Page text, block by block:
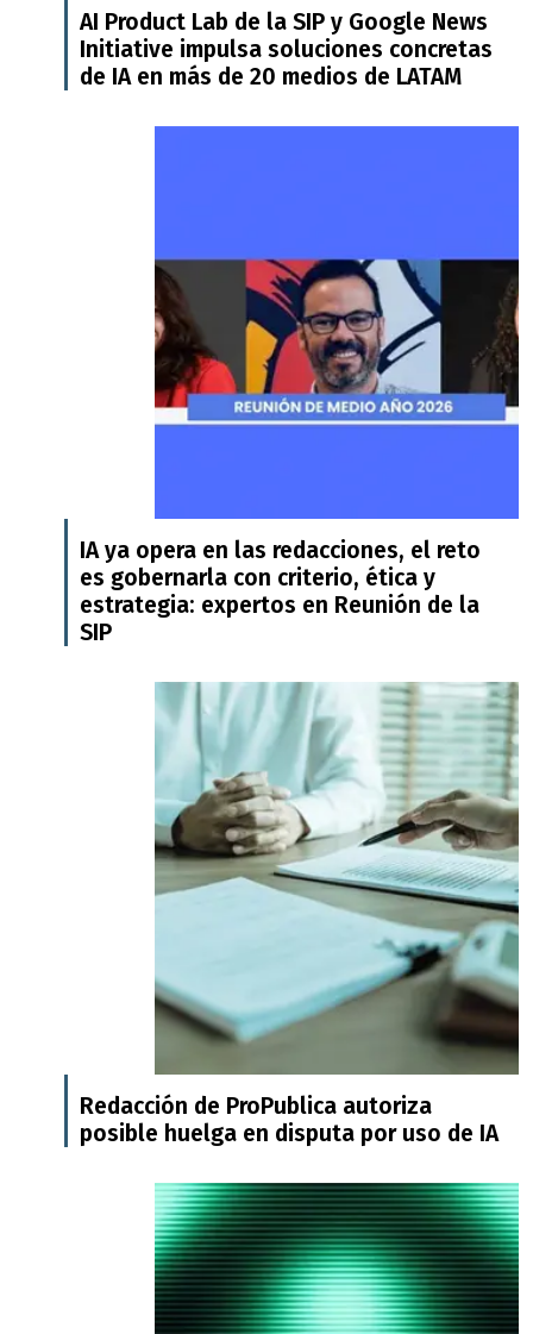
AI Product Lab de la SIP y Google News
Initiative impulsa soluciones concretas
de IA en más de 20 medios de LATAM
IA ya opera en las redacciones, el reto
es gobernarla con criterio, ética y
estrategia: expertos en Reunión de la
SIP
Redacción de ProPublica autoriza
posible huelga en disputa por uso de IA